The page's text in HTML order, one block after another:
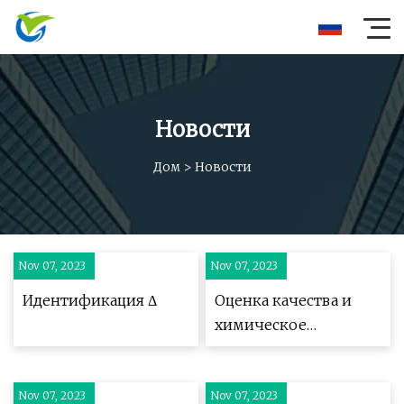
Новости
Дом > Новости
Nov 07, 2023
Идентификация Δ
Nov 07, 2023
Оценка качества и
химическое
разнообразие
прополиса от пчел
Nov 07, 2023 Nov 07, 2023